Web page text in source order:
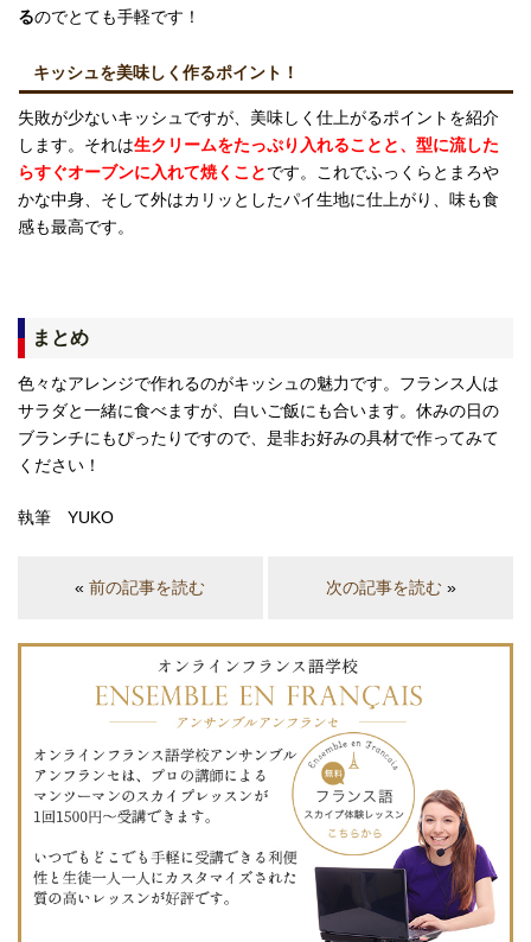
るのでとても手軽です！
キッシュを美味しく作るポイント！
失敗が少ないキッシュですが、美味しく仕上がるポイントを紹介
します。それは生クリームをたっぷり入れることと、型に流した
らすぐオーブンに入れて焼くことです。これでふっくらとまろや
かな中身、そして外はカリッとしたパイ生地に仕上がり、味も食
感も最高です。
まとめ
色々なアレンジで作れるのがキッシュの魅力です。フランス人は
サラダと一緒に食べますが、白いご飯にも合います。休みの日の
ブランチにもぴったりですので、是非お好みの具材で作ってみて
ください！
執筆 YUKO
«前の記事を読む 次の記事を読む»